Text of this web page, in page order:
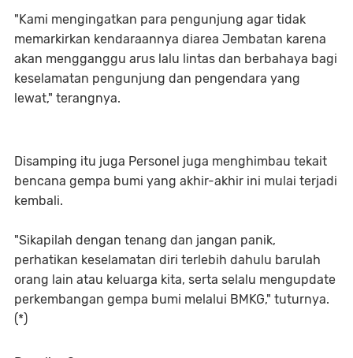
"Kami mengingatkan para pengunjung agar tidak
memarkirkan kendaraannya diarea Jembatan karena
akan mengganggu arus lalu lintas dan berbahaya bagi
keselamatan pengunjung dan pengendara yang
lewat," terangnya.
Disamping itu juga Personel juga menghimbau tekait
bencana gempa bumi yang akhir-akhir ini mulai terjadi
kembali.
"Sikapilah dengan tenang dan jangan panik,
perhatikan keselamatan diri terlebih dahulu barulah
orang lain atau keluarga kita, serta selalu mengupdate
perkembangan gempa bumi melalui BMKG," tuturnya.
(*)